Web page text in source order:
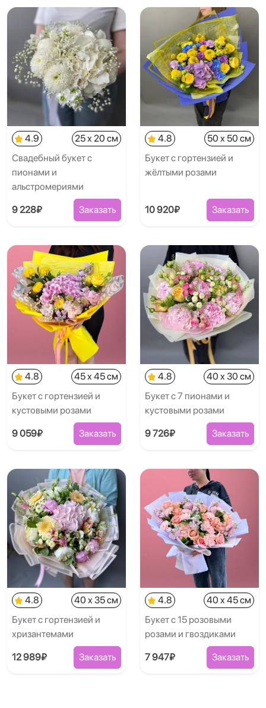
4.9
25 x 20 см
Свадебный букет с
пионами и
альстромериями
9 228₽ Заказать
4.8
50 x 50 см
Букет с гортензией и
жёлтыми розами
10 920₽ Заказать
4.8
45 x 45 см
Букет с гортензией и
кустовыми розами
9 059₽ Заказать
4.8
40 x 30 см
Букет с 7 пионами и
кустовыми розами
9 726₽ Заказать
4.8
40 x 35 см
Букет с гортензией и
хризантемами
12 989₽ Заказать
4.8
40 x 45 см
Букет с 15 розовыми
розами и гвоздиками
7 947₽ Заказать